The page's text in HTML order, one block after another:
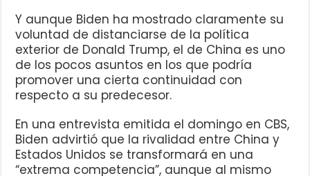
Y aunque Biden ha mostrado claramente su
voluntad de distanciarse de la política
exterior de Donald Trump, el de China es uno
de los pocos asuntos en los que podría
promover una cierta continuidad con
respecto a su predecesor.
En una entrevista emitida el domingo en CBS,
Biden advirtió que la rivalidad entre China y
Estados Unidos se transformará en una
“extrema competencia”, aunque al mismo